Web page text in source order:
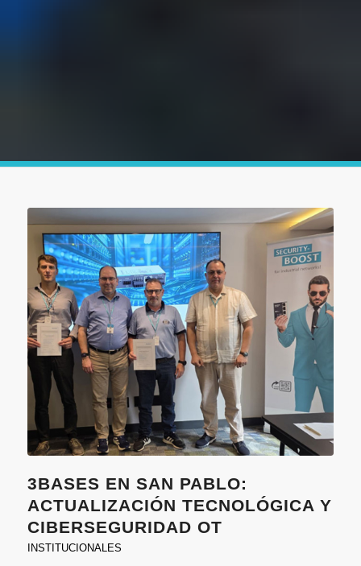
3BASES EN SAN PABLO:
ACTUALIZACIÓN TECNOLÓGICA Y
CIBERSEGURIDAD OT
INSTITUCIONALES